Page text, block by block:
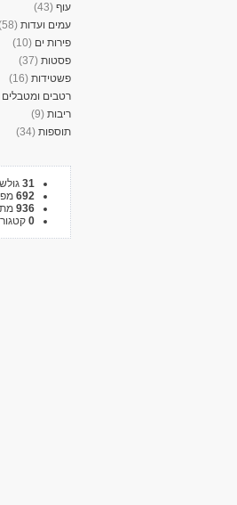
עוף (43)
עמים ועדות (58)
פירות ים (10)
פסטות (37)
פשטידות (16)
רטבים ומטבלים
ריבות (9)
תוספות (34)
31
692
936
0